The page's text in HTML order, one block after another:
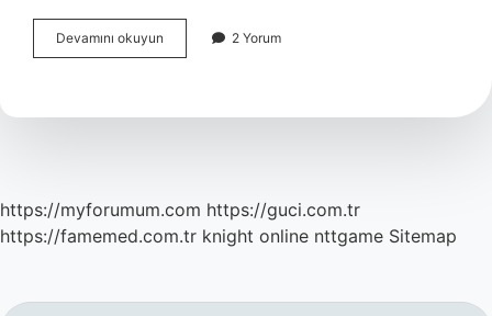
Devamını okuyun
koltuk
2 Yorum
https://myforumum.com https://guci.com.tr
https://famemed.com.tr knight online nttgame Sitemap